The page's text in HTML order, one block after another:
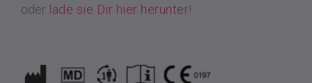
oder lade sie Dir hier herunter!